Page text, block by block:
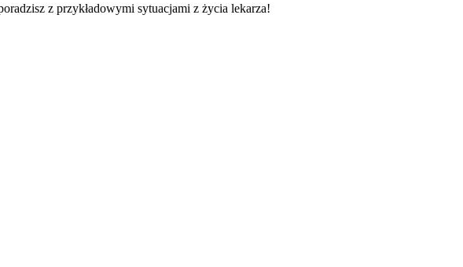
z przykładowymi sytuacjami z życia lekarza!